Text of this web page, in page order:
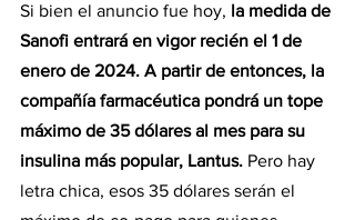
Si bien el anuncio fue hoy, la medida de
Sanofi entrará en vigor recién el 1 de
enero de 2024. A partir de entonces, la
compañía farmacéutica pondrá un tope
máximo de 35 dólares al mes para su
insulina más popular, Lantus. Pero hay
letra chica, esos 35 dólares serán el